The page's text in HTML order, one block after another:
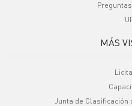
MÁS
Junta de Clasificación